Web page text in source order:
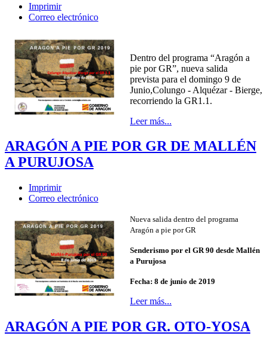
Imprimir
Correo electrónico
Dentro del programa “Aragón a
pie por GR”, nueva salida
prevista para el domingo 9 de
Junio,Colungo - Alquézar - Bierge,
recorriendo la GR1.1.
Leer más...
ARAGÓN A PIE POR GR DE MALLÉN
A PURUJOSA
Imprimir
Correo electrónico
Nueva salida dentro del programa
Aragón a pie por GR
Senderismo por el GR 90 desde Mallén
a Purujosa
Fecha: 8 de junio de 2019
Leer más...
ARAGÓN A PIE POR GR. OTO-YOSA